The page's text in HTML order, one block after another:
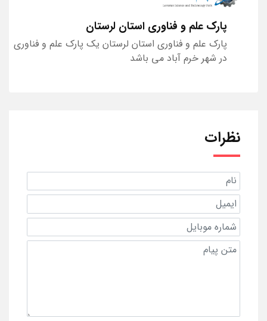
پارک علم و فناوری استان لرستان
پارک علم و فناوری استان لرستان یک پارک علم و فناوری
در شهر خرم آباد می باشد
نظرات